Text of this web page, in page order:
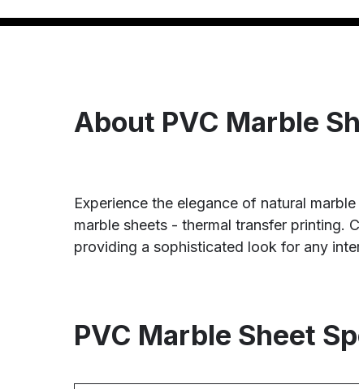
About PVC Marble
Experience the elegance of natural
marble sheets - thermal transfer printing.
providing a sophisticated look for any
PVC Marble Sheet